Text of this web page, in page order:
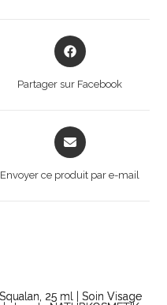
Opens
in
Partager sur Facebook
Opens
in
new
Envoyer ce produit par e-mail